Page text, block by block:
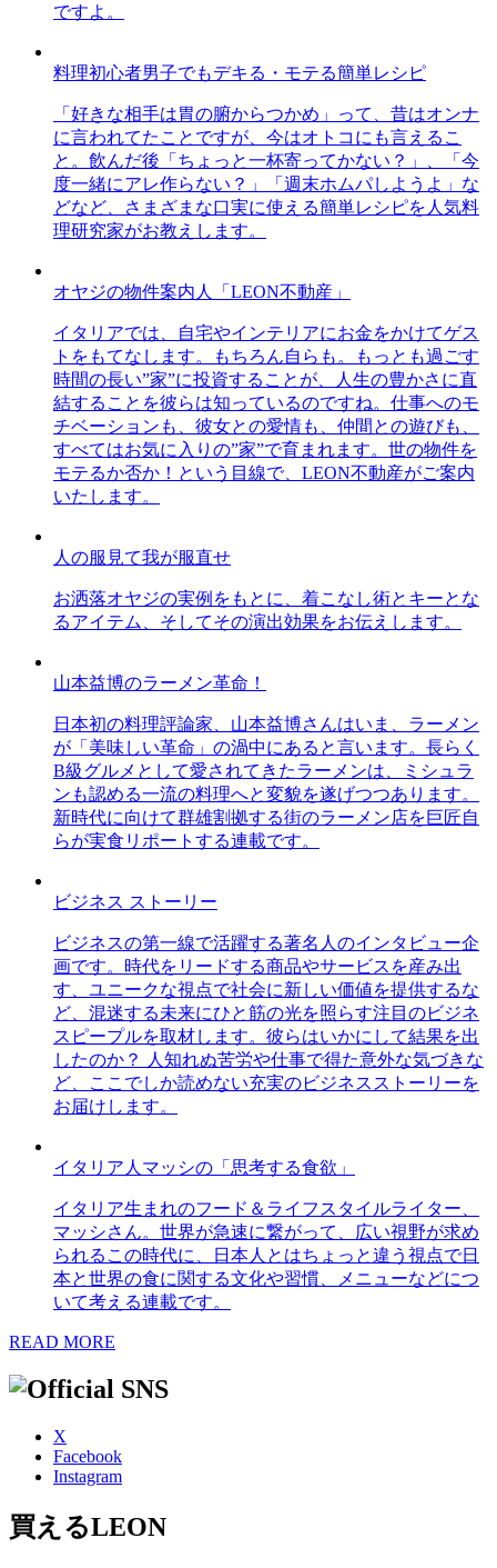
ですよ。
料理初心者男子でもデキる・モテる簡単レシピ
「好きな相手は胃の腑からつかめ」って、昔はオンナ
に言われてたことですが、今はオトコにも言えるこ
と。飲んだ後「ちょっと一杯寄ってかない？」、「今
度一緒にアレ作らない？」「週末ホムパしようよ」な
どなど、さまざまな口実に使える簡単レシピを人気料
理研究家がお教えします。
オヤジの物件案内人「LEON不動産」
イタリアでは、自宅やインテリアにお金をかけてゲス
トをもてなします。もちろん自らも。もっとも過ごす
時間の長い”家”に投資することが、人生の豊かさに直
結することを彼らは知っているのですね。仕事へのモ
チベーションも、彼女との愛情も、仲間との遊びも、
すべてはお気に入りの”家”で育まれます。世の物件を
モテるか否か！という目線で、LEON不動産がご案内
いたします。
人の服見て我が服直せ
お洒落オヤジの実例をもとに、着こなし術とキーとな
るアイテム、そしてその演出効果をお伝えします。
山本益博のラーメン革命！
日本初の料理評論家、山本益博さんはいま、ラーメン
が「美味しい革命」の渦中にあると言います。長らく
B級グルメとして愛されてきたラーメンは、ミシュラ
ンも認める一流の料理へと変貌を遂げつつあります。
新時代に向けて群雄割拠する街のラーメン店を巨匠自
らが実食リポートする連載です。
ビジネス ストーリー
ビジネスの第一線で活躍する著名人のインタビュー企
画です。時代をリードする商品やサービスを産み出
す、ユニークな視点で社会に新しい価値を提供するな
ど、混迷する未来にひと筋の光を照らす注目のビジネ
スピープルを取材します。彼らはいかにして結果を出
したのか？ 人知れぬ苦労や仕事で得た意外な気づきな
ど、ここでしか読めない充実のビジネスストーリーを
お届けします。
イタリア人マッシの「思考する食欲」
イタリア生まれのフード＆ライフスタイルライター、
マッシさん。世界が急速に繋がって、広い視野が求め
られるこの時代に、日本人とはちょっと違う視点で日
本と世界の食に関する文化や習慣、メニューなどにつ
いて考える連載です。
READ MORE
X
Facebook
Instagram
買えるLEON